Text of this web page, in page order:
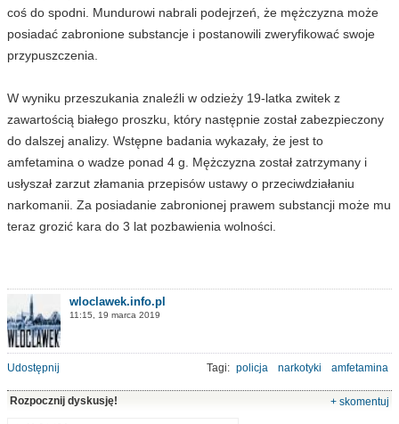
coś do spodni. Mundurowi nabrali podejrzeń, że mężczyzna może
posiadać zabronione substancje i postanowili zweryfikować swoje
przypuszczenia.
W wyniku przeszukania znaleźli w odzieży 19-latka zwitek z
zawartością białego proszku, który następnie został zabezpieczony
do dalszej analizy. Wstępne badania wykazały, że jest to
amfetamina o wadze ponad 4 g. Mężczyzna został zatrzymany i
usłyszał zarzut złamania przepisów ustawy o przeciwdziałaniu
narkomanii. Za posiadanie zabronionej prawem substancji może mu
teraz grozić kara do 3 lat pozbawienia wolności.
wloclawek.info.pl
11:15, 19 marca 2019
Udostępnij Tagi: policja narkotyki amfetamina
Rozpocznij dyskusję! + skomentuj